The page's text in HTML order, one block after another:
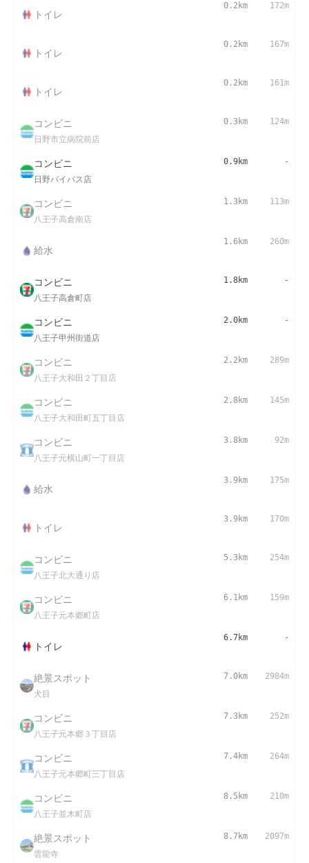
トイレ
0.2km 172m
トイレ
0.2km 167m
トイレ
0.2km 161m
コンビニ
日野市立病院前店
0.3km 124m
コンビニ
日野バイパス店
0.9km -
コンビニ
八王子高倉南店
1.3km 113m
給水
1.6km 260m
コンビニ
八王子高倉町店
1.8km -
コンビニ
八王子甲州街道店
2.0km -
コンビニ
八王子大和田２丁目店
2.2km 289m
コンビニ
八王子大和田町五丁目店
2.8km 145m
コンビニ
八王子元横山町一丁目店
3.8km 92m
給水
3.9km 175m
トイレ
3.9km 170m
コンビニ
八王子北大通り店
5.3km 254m
コンビニ
八王子元本郷町店
6.1km 159m
トイレ
6.7km -
絶景スポット
犬目
7.0km 2984m
コンビニ
八王子元本郷３丁目店
7.3km 252m
コンビニ
八王子元本郷町三丁目店
7.4km 264m
コンビニ
八王子並木町店
8.5km 210m
絶景スポット
雲龍寺
8.7km 2097m